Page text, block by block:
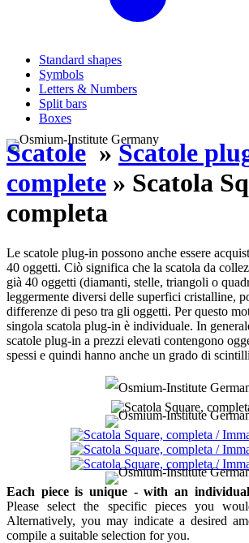
Standard shapes
Symbols
Letters & Numbers
Split bars
Boxes
Scatole»Scatole
complete » Scatola
completa
Le scatole plug-in possono anche essere
40 oggetti. Ciò significa che la scatola da
già 40 oggetti (diamanti, stelle, triangoli o
leggermente diversi delle superfici cristalline,
differenze di peso tra gli oggetti. Per questo
singola scatola plug-in è individuale. In
scatole plug-in a prezzi elevati contengono
spessi e quindi hanno anche un grado di
Each piece is unique - with an
Please select the specific pieces you
Alternatively, you may indicate a desired
compile a suitable selection for you.